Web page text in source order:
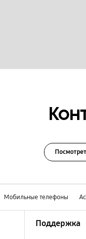
Мобильные телефоны
Поддержка